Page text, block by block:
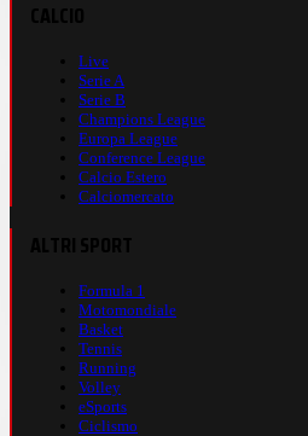
Live
Serie A
Serie B
Champions League
Europa League
Conference League
Calcio Estero
Calciomercato
Formula 1
Motomondiale
Basket
Tennis
Running
Volley
eSports
Ciclismo